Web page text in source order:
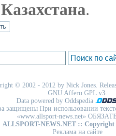
.
© 2002 - 2012 by Nick Jones.
GNU Affero GPL v3.
Data powered by Oddspedia
защищены При использовании
«www.allsport-news.net»
ALLSPORT-NEWS.NET :: Copyright
Реклама на сайте